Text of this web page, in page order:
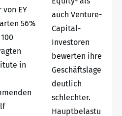
von EY
56%
in
auch Venture-
Capital-
Investoren
bewerten ihre
Geschäftslage
deutlich
schlechter.
Hauptbelastu